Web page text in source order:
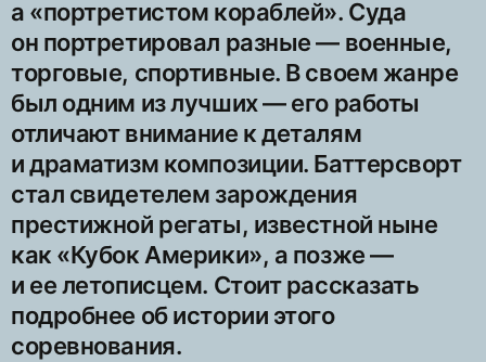
а «портретистом кораблей». Суда
он портретировал разные — военные,
торговые, спортивные. В своем жанре
был одним из лучших — его работы
отличают внимание к деталям
и драматизм композиции. Баттерсворт
стал свидетелем зарождения
престижной регаты, известной ныне
как «Кубок Америки», а позже —
и ее летописцем. Стоит рассказать
подробнее об истории этого
соревнования.